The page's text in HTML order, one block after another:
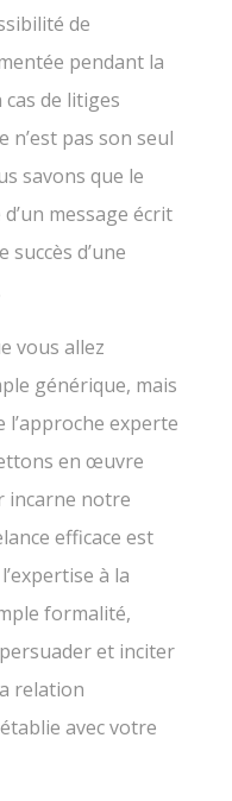
de
pendant la
de litiges
n’est pas son seul
savons que le
message écrit
d’une
vous allez
générique, mais
experte
en œuvre
incarne notre
efficace est
à la
formalité,
et inciter
relation
avec votre